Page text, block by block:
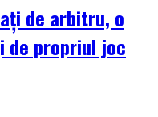
de arbitru, o
de propriul joc